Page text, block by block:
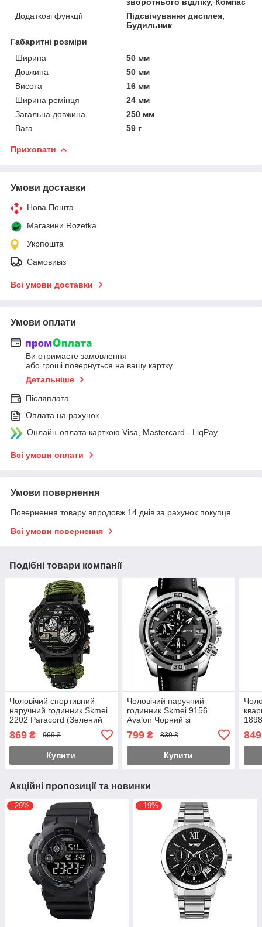
Додаткові функції
Підсвічування дисплея,
Будильник
Габаритні розміри
Ширина
50 мм
Довжина
50 мм
Висота
16 мм
Ширина ремінця
24 мм
Загальна довжина
250 мм
Вага
59 г
Приховати
Умови доставки
Нова Пошта
Магазини Rozetka
Укрпошта
Самовивіз
Всі умови доставки
Умови оплати
Ви отримаєте замовлення
або гроші повернуться на вашу картку
Детальніше
Післяплата
Оплата на рахунок
Онлайн-оплата карткою Visa, Mastercard - LiqPay
Всі умови оплати
Умови повернення
Повернення товару впродовж 14 днів за рахунок покупця
Всі умови повернення
Подібні товари компанії
Чоловічий спортивний
наручний годинник Skmei
2202 Paracord (Зелений
869 ₴ 969 ₴
Купити
Чоловічий наручний
годинник Skmei 9156
Avalon Чорний зі
799₴ 839 ₴
Купити
849
Акційні пропозиції та новинки
–29% –19%